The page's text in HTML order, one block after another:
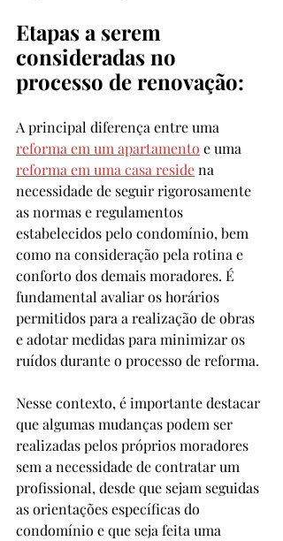
Etapas a serem
consideradas no
processo de renovação:
A principal diferença entre uma
reforma em um apartamento e uma
reforma em uma casa reside na
necessidade de seguir rigorosamente
as normas e regulamentos
estabelecidos pelo condomínio, bem
como na consideração pela rotina e
conforto dos demais moradores. É
fundamental avaliar os horários
permitidos para a realização de obras
e adotar medidas para minimizar os
ruídos durante o processo de reforma.
Nesse contexto, é importante destacar
que algumas mudanças podem ser
realizadas pelos próprios moradores
sem a necessidade de contratar um
profissional, desde que sejam seguidas
as orientações específicas do
condomínio e que seja feita uma